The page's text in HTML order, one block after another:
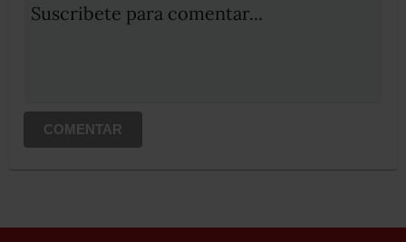
Suscribete para comentar...
COMENTAR